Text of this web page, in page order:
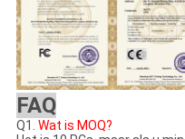
FAQ
Q1. Wat is MOQ?